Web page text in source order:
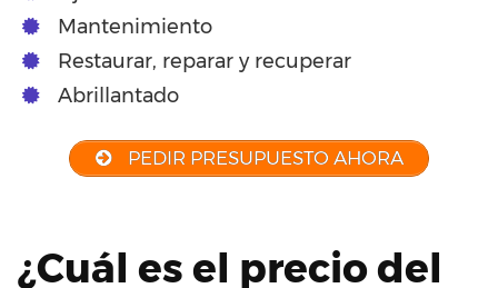
Mantenimiento
Restaurar, reparar y recuperar
Abrillantado
PEDIR PRESUPUESTO AHORA
¿Cuál es el precio del